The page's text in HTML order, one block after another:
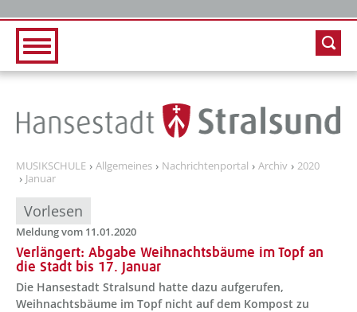
MUSIKSCHULE Allgemeines Nachrichtenportal Archiv
2020
Januar
Vorlesen
Meldung vom 11.01.2020
Verlängert: Abgabe Weihnachtsbäume im Topf an
die Stadt bis 17. Januar
Die Hansestadt Stralsund hatte dazu aufgerufen,
Weihnachtsbäume im Topf nicht auf dem Kompost zu